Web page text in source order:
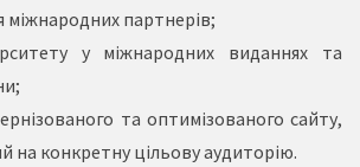
міжнародних партнерів;
у міжнародних виданнях та
та оптимізованого сайту,
на конкретну цільову аудиторію.